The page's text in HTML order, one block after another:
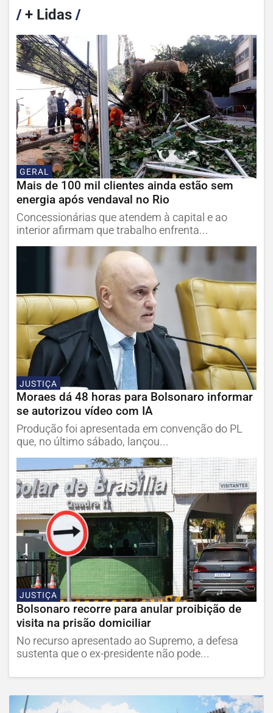
/+ Lidas /
GERAL
Mais de 100 mil clientes ainda estão sem
energia após vendaval no Rio
Concessionárias que atendem à capital e ao
interior afirmam que trabalho enfrenta...
JUSTIÇA
Moraes dá 48 horas para Bolsonaro informar
se autorizou vídeo com IA
Produção foi apresentada em convenção do PL
que, no último sábado, lançou...
JUSTIÇA
Bolsonaro recorre para anular proibição de
visita na prisão domiciliar
No recurso apresentado ao Supremo, a defesa
sustenta que o ex-presidente não pode...